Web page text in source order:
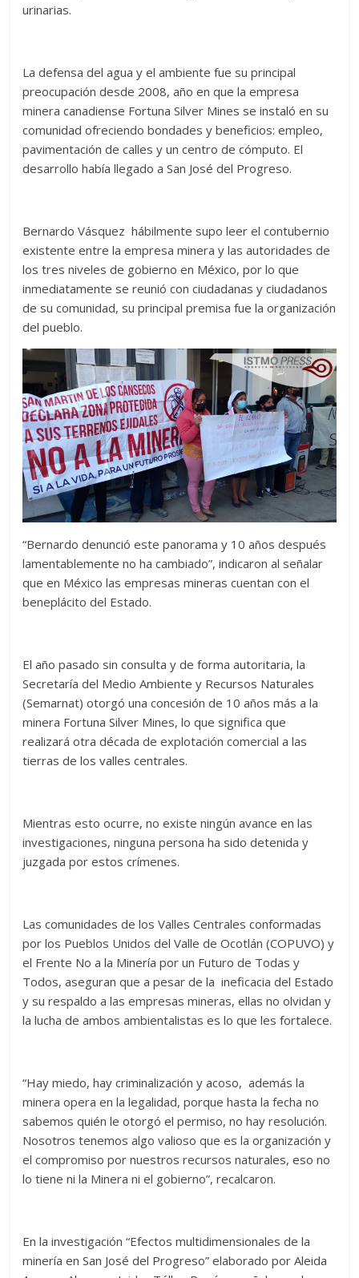
urinarias.
La defensa del agua y el ambiente fue su principal
preocupación desde 2008, año en que la empresa
minera canadiense Fortuna Silver Mines se instaló en su
comunidad ofreciendo bondades y beneficios: empleo,
pavimentación de calles y un centro de cómputo. El
desarrollo había llegado a San José del Progreso.
Bernardo Vásquez hábilmente supo leer el contubernio
existente entre la empresa minera y las autoridades de
los tres niveles de gobierno en México, por lo que
inmediatamente se reunió con ciudadanas y ciudadanos
de su comunidad, su principal premisa fue la organización
del pueblo.
“Bernardo denunció este panorama y 10 años después
lamentablemente no ha cambiado”, indicaron al señalar
que en México las empresas mineras cuentan con el
beneplácito del Estado.
El año pasado sin consulta y de forma autoritaria, la
Secretaría del Medio Ambiente y Recursos Naturales
(Semarnat) otorgó una concesión de 10 años más a la
minera Fortuna Silver Mines, lo que significa que
realizará otra década de explotación comercial a las
tierras de los valles centrales.
Mientras esto ocurre, no existe ningún avance en las
investigaciones, ninguna persona ha sido detenida y
juzgada por estos crímenes.
Las comunidades de los Valles Centrales conformadas
por los Pueblos Unidos del Valle de Ocotlán (COPUVO) y
el Frente No a la Minería por un Futuro de Todas y
Todos, aseguran que a pesar de la ineficacia del Estado
y su respaldo a las empresas mineras, ellas no olvidan y
la lucha de ambos ambientalistas es lo que les fortalece.
“Hay miedo, hay criminalización y acoso, además la
minera opera en la legalidad, porque hasta la fecha no
sabemos quién le otorgó el permiso, no hay resolución.
Nosotros tenemos algo valioso que es la organización y
el compromiso por nuestros recursos naturales, eso no
lo tiene ni la Minera ni el gobierno”, recalcaron.
En la investigación “Efectos multidimensionales de la
minería en San José del Progreso” elaborado por Aleida